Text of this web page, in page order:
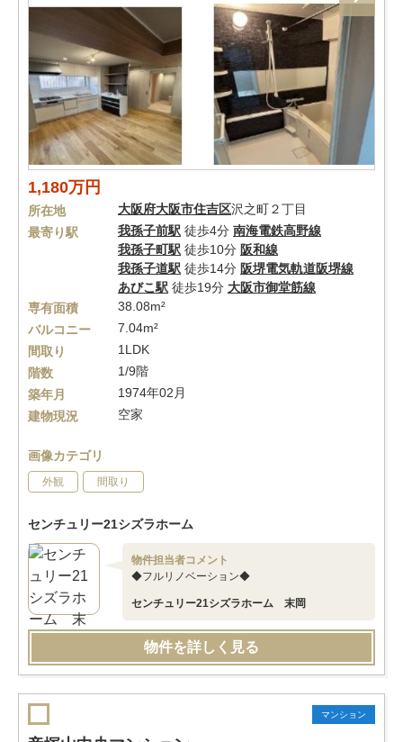
1,180万円
所在地 大阪府大阪市住吉区沢之町２丁目
最寄り駅
我孫子前駅 徒歩4分 南海電鉄高野線
我孫子町駅 徒歩10分 阪和線
我孫子道駅 徒歩14分 阪堺電気軌道阪堺線
あびこ駅 徒歩19分 大阪市御堂筋線
専有面積
38.08m²
バルコニー
7.04m²
間取り
1LDK
階数
1/9階
築年月
1974年02月
建物現況
空家
画像カテゴリ
外観 間取り
センチュリー21シズラホーム
物件担当者コメント
◆フルリノベーション◆
センチュリー21シズラホーム 末岡
物件を詳しく見る
マンション